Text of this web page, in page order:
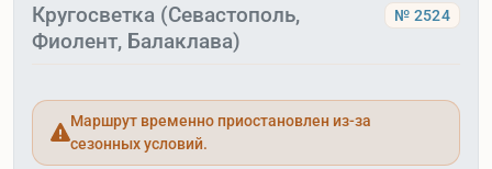
Кругосветка (Севастополь,
Фиолент, Балаклава)
№ 2524
Маршрут временно приостановлен из-за
сезонных условий.